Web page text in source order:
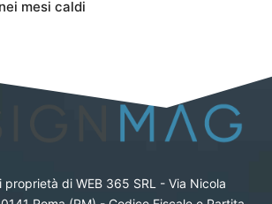
mesi caldi
proprietà di WEB 365 SRL - Via Nicola